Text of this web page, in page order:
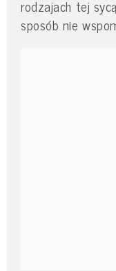
rodzajach tej
sposób nie